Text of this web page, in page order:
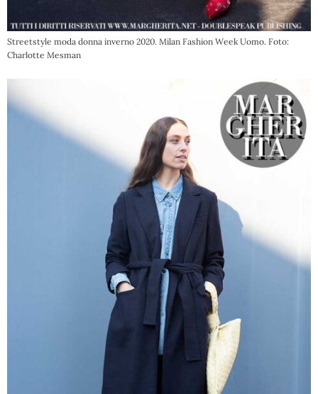
Streetstyle moda donna inverno 2020. Milan Fashion Week Uomo. Foto:
Charlotte Mesman